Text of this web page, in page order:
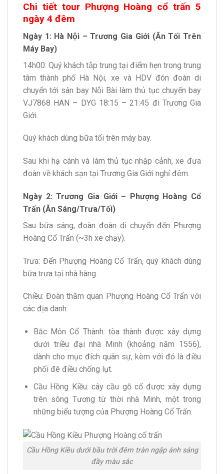
Chi tiết tour Phượng Hoàng cổ trấn 5
ngày 4 đêm
Ngày 1: Hà Nội – Trương Gia Giới (Ăn Tối Trên
Máy Bay)
14h00: Quý khách tập trung tại điểm hẹn trong trung
tâm thành phố Hà Nội, xe và HDV đón đoàn di
chuyển tới sân bay Nội Bài làm thủ tục chuyến bay
VJ7868 HAN – DYG 18:15 – 21:45 đi Trương Gia
Giới.
Quý khách dùng bữa tối trên máy bay.
Sau khi hạ cánh và làm thủ tục nhập cảnh, xe đưa
đoàn về khách sạn tại Trương Gia Giới nghỉ đêm.
Ngày 2: Trương Gia Giới – Phượng Hoàng Cổ
Trấn (Ăn Sáng/Trưa/Tối)
Sau bữa sáng, đoàn đoàn di chuyển đến Phượng
Hoàng Cổ Trấn (~3h xe chạy).
Trưa: Đến Phượng Hoàng Cổ Trấn, quý khách dùng
bữa trưa tại nhà hàng.
Chiều: Đoàn thăm quan Phượng Hoàng Cổ Trấn với
các địa danh:
Bắc Môn Cổ Thành: tòa thành được xây dựng
dưới triều đại nhà Minh (khoảng năm 1556),
dành cho mục đích quân sự, kèm với đó là điều
phối đê điều chống lụt.
Cầu Hồng Kiều: cây cầu gỗ cổ được xây dựng
trên sông Tương từ thời nhà Minh, một trong
những biểu tượng của Phượng Hoàng Cổ Trấn.
Cầu Hồng Kiều dưới bầu trời đêm tràn ngập ánh sáng
đầy màu sắc